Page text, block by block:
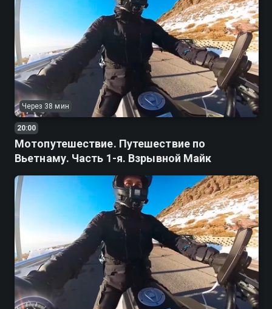
Через 38 мин
20:00
Мотопутешествие. Путешествие по
Вьетнаму. Часть 1-я. Взрывной Майк